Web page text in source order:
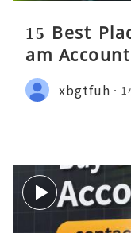
15 Best
am
xbgtfuh 1